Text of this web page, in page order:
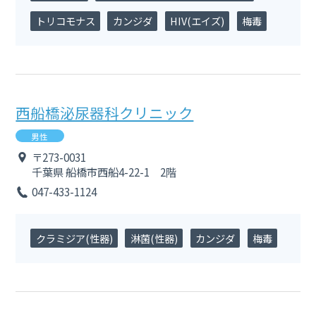
トリコモナス
カンジダ HIV(エイズ) 梅毒
西船橋泌尿器科クリニック
男性
〒273-0031
千葉県船橋市西船4-22-1 2階
047-433-1124
クラミジア(性器) 淋菌(性器) カンジダ 梅毒